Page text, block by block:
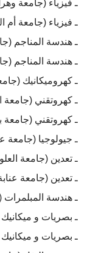
ـ فيزياء (جامعة وهران 1):
ـ فيزياء (جامعة أم
ـ هندسة المناجم (جامعة
ـ هندسة المناجم
ـ كهروميكانيك (جامعة
ـ كهروتقني (جامعة البليدة
ـ كهروتقني (جامعة
ـ جيولوجيا (جامعة عنابة):
ـ تعدين (جامعة العلوم
ـ تعدين (جامعة عنابة):
ـ هندسة المبلمرات
ـ بصريات و ميكانيك
ـ بصريات و ميكانيك